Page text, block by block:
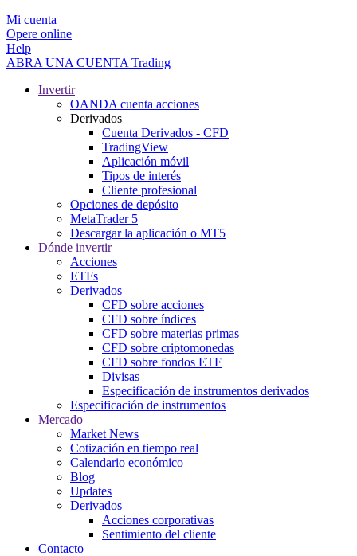
Mi cuenta
Opere online
Help
ABRA UNA CUENTA Trading
Invertir
OANDA cuenta acciones
Derivados
Cuenta Derivados - CFD
TradingView
Aplicación móvil
Tipos de interés
Cliente profesional
Opciones de depósito
MetaTrader 5
Descargar la aplicación o MT5
Dónde invertir
Acciones
ETFs
Derivados
CFD sobre acciones
CFD sobre índices
CFD sobre materias primas
CFD sobre criptomonedas
CFD sobre fondos ETF
Divisas
Especificación de instrumentos derivados
Especificación de instrumentos
Mercado
Market News
Cotización en tiempo real
Calendario económico
Blog
Updates
Derivados
Acciones corporativas
Sentimiento del cliente
Contacto